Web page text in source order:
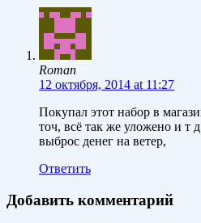
Roman
12 октября, 2014 at 11:27
Покупал этот набор в
точ, всё так же уложено и т
выброс денег на ветер,
Ответить
Добавить комментарий